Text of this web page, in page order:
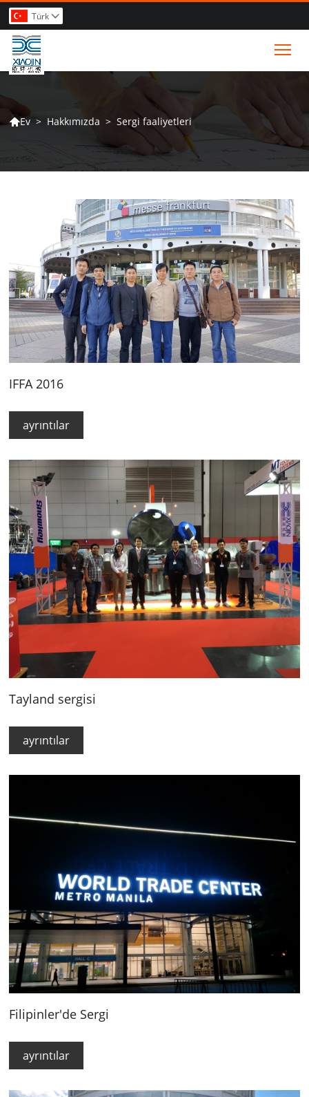
Türk 
Ev > Hakkımızda > Sergi faaliyetleri
IFFA 2016
ayrıntılar
Tayland sergisi
ayrıntılar
Filipinler'de Sergi
ayrıntılar